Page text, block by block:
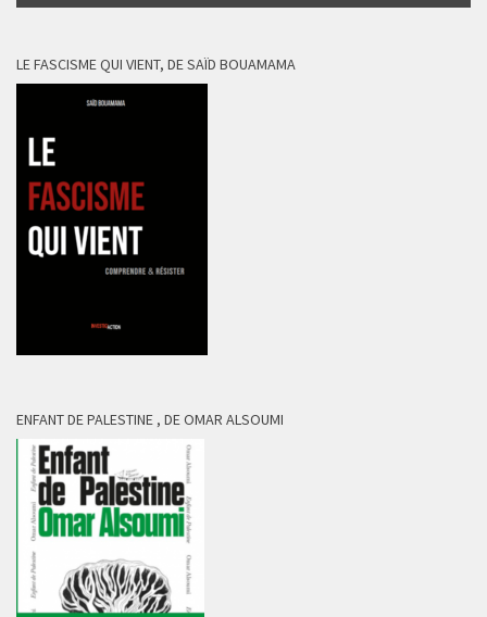
LE FASCISME QUI VIENT, DE SAÏD BOUAMAMA
ENFANT DE PALESTINE , DE OMAR ALSOUMI